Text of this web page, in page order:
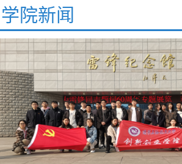
学院新闻